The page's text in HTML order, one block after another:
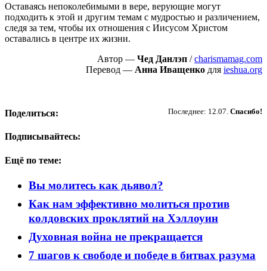
Оставаясь непоколебимыми в вере, верующие могут
подходить к этой и другим темам с мудростью и различением,
следя за тем, чтобы их отношения с Иисусом Христом
оставались в центре их жизни.
Автор — Чед Данлэп /charismamag.com
Перевод — Анна Иващенко для ieshua.org
Последнее: 12.07. Спасибо!
Поделиться:
Подписывайтесь:
Ещё по теме:
Вы молитесь как дьявол?
Как нам эффективно молиться против
колдовских проклятий на Хэллоуин
Духовная война не прекращается
7 шагов к свободе и победе в битвах разума